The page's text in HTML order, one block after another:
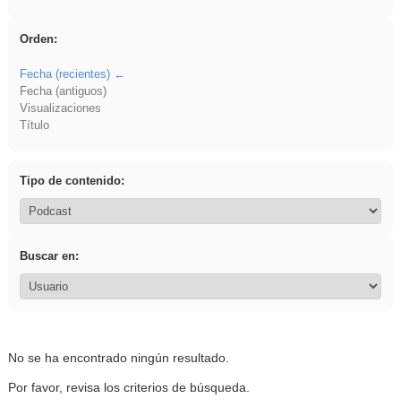
Orden:
Fecha (recientes)
Fecha (antiguos)
Visualizaciones
Título
Tipo de contenido:
Buscar en:
No se ha encontrado ningún resultado.
Por favor, revisa los criterios de búsqueda.